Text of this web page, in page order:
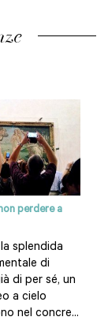
perdere a
splendida
di
di per sé, un
a cielo
nel concre...